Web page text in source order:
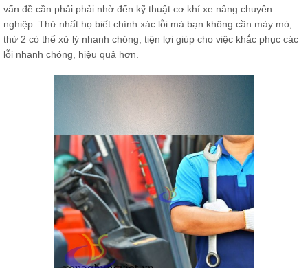
vấn đề cần phải phải nhờ đến kỹ thuật cơ khí xe nâng chuyên
nghiệp. Thứ nhất họ biết chính xác lỗi mà bạn không cần mày mò,
thứ 2 có thể xử lý nhanh chóng, tiện lợi giúp cho việc khắc phục các
lỗi nhanh chóng, hiệu quả hơn.